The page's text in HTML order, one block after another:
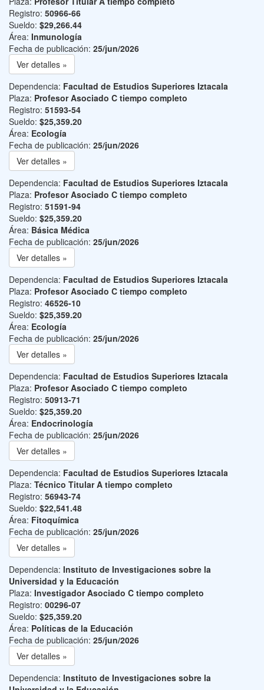
Registro: 50966-66
Sueldo: $29,266.44
Área: Inmunología
Fecha de publicación: 25/jun/2026
Ver detalles »
Dependencia: Facultad de Estudios Superiores Iztacala
Plaza: Profesor Asociado C tiempo completo
Registro: 51593-54
Sueldo: $25,359.20
Área: Ecología
Fecha de publicación: 25/jun/2026
Ver detalles »
Dependencia: Facultad de Estudios Superiores Iztacala
Plaza: Profesor Asociado C tiempo completo
Registro: 51591-94
Sueldo: $25,359.20
Área: Básica Médica
Fecha de publicación: 25/jun/2026
Ver detalles »
Dependencia: Facultad de Estudios Superiores Iztacala
Plaza: Profesor Asociado C tiempo completo
Registro: 46526-10
Sueldo: $25,359.20
Área: Ecología
Fecha de publicación: 25/jun/2026
Ver detalles »
Dependencia: Facultad de Estudios Superiores Iztacala
Plaza: Profesor Asociado C tiempo completo
Registro: 50913-71
Sueldo: $25,359.20
Área: Endocrinología
Fecha de publicación: 25/jun/2026
Ver detalles »
Dependencia: Facultad de Estudios Superiores Iztacala
Plaza: Técnico Titular A tiempo completo
Registro: 56943-74
Sueldo: $22,541.48
Área: Fitoquímica
Fecha de publicación: 25/jun/2026
Ver detalles »
Dependencia: Instituto de Investigaciones sobre la
Universidad y la Educación
Plaza: Investigador Asociado C tiempo completo
Registro: 00296-07
Sueldo: $25,359.20
Área: Políticas de la Educación
Fecha de publicación: 25/jun/2026
Ver detalles »
Dependencia: Instituto de Investigaciones sobre la